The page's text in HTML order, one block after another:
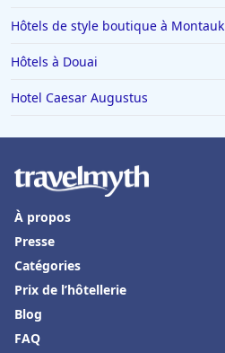
Hôtels de style boutique à Montauk
Hôtels à Douai
Hotel Caesar Augustus
À propos
Presse
Catégories
Prix de l’hôtellerie
Blog
FAQ